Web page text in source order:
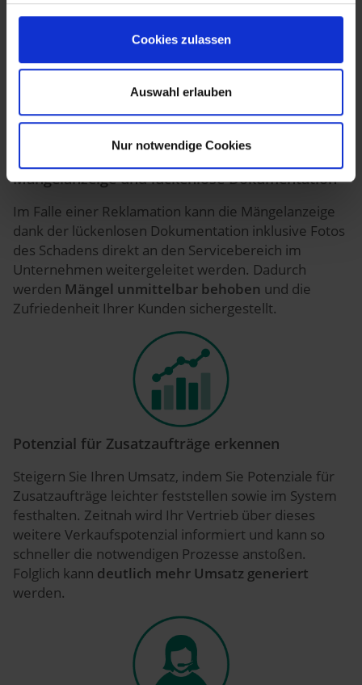
Cookies zulassen
Auswahl erlauben
Nur notwendige Cookies
Anschluss unmittelbar an die Fertigung
weitergegeben werden.
Mängelanzeige und lückenlose Dokumentation
Im Falle einer Reklamation kann die Mängelanzeige
dank der lückenlosen Dokumentation inklusive Fotos
des Schadens direkt an den Servicebereich im
Unternehmen weitergeleitet werden. Dadurch
werden Mängel unmittelbar behoben und die
Zufriedenheit Ihrer Kunden sichergestellt.
Potenzial für Zusatzaufträge erkennen
Steigern Sie Ihren Umsatz, indem Sie Potenziale für
Zusatzaufträge leichter feststellen sowie im System
festhalten. Zeitnah wird Ihr Vertrieb über dieses
weitere Verkaufspotenzial informiert und kann so
schneller die notwendigen Prozesse anstoßen.
Folglich kann deutlich mehr Umsatz generiert
werden.